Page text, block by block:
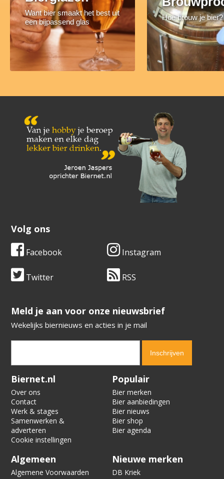
Want bier smaakt het best uit
een bijpassend glas
Hoe brouw je bier?
Volg ons
Facebook Instagram
Twitter RSS
​​​​​​​Meld je aan voor onze nieuwsbrief
Wekelijks biernieuws en acties in je mail
Verification code:
Biernet.nl
Over ons
Contact
Werk & stages
Samenwerken &
adverteren
Cookie instellingen
Populair
Bier merken
Bier aanbiedingen
Bier nieuws
Bier shop
Bier agenda
Algemeen
Algemene Voorwaarden
Nieuwe merken
DB Kriek